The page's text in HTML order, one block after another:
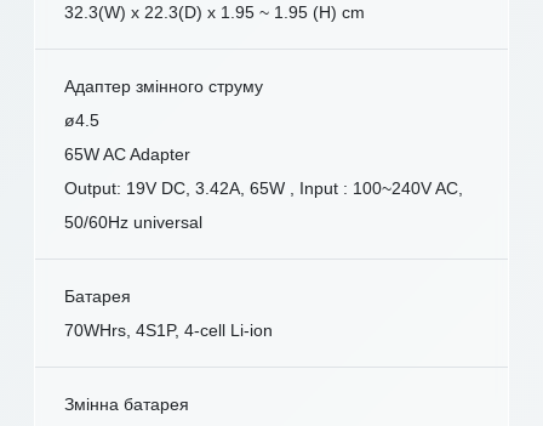
32.3(W) x 22.3(D) x 1.95 ~ 1.95 (H) cm
Адаптер змінного струму
ø4.5
65W AC Adapter
Output: 19V DC, 3.42A, 65W , Input : 100~240V AC,
50/60Hz universal
Батарея
70WHrs, 4S1P, 4-cell Li-ion
Змінна батарея